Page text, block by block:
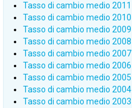
Tasso di cambio medio 2011
Tasso di cambio medio 2010
Tasso di cambio medio 2009
Tasso di cambio medio 2008
Tasso di cambio medio 2007
Tasso di cambio medio 2006
Tasso di cambio medio 2005
Tasso di cambio medio 2004
Tasso di cambio medio 2003